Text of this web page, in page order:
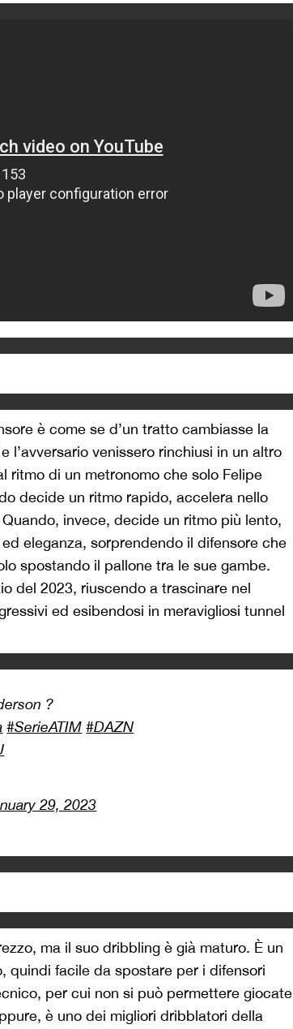
è come se d’un tratto cambiasse la
l’avversario venissero rinchiusi in un altro
ritmo di un metronomo che solo Felipe
decide un ritmo rapido, accelera nello
invece, decide un ritmo più lento,
eleganza, sorprendendo il difensore che
spostando il pallone tra le sue gambe.
del 2023, riuscendo a trascinare nel
ed esibendosi in meravigliosi tunnel
?️
#SerieATIM #DAZN
29, 2023
ma il suo dribbling è già maturo. È un
quindi facile da spostare per i difensori
per cui non si può permettere giocate
è uno dei migliori dribblatori della